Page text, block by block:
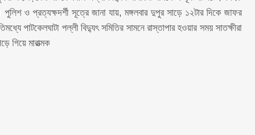
ও প্রত্যক্ষদর্শী সূত্রে জানা যায়, মঙ্গলবার দুপুর সাড়ে ১২টার দিকে জাফর
পাটকেলঘাটা পল্লী বিদ্যুৎ সমিতির সামনে রাস্তাপার হওয়ার সময় সাতক্ষীরা
গিয়ে মারাত্মক